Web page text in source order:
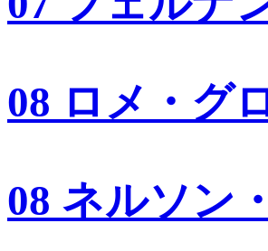
08 ロメ・グ
08 ネルソン